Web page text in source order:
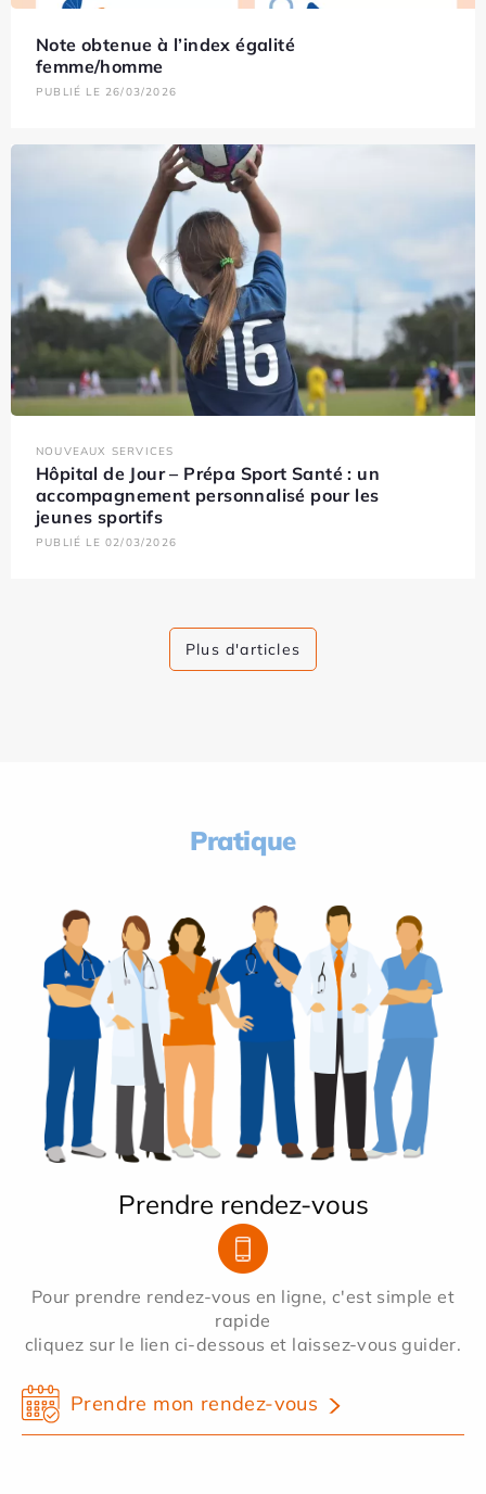
Note obtenue à l’index égalité
femme/homme
PUBLIÉ LE 26/03/2026
NOUVEAUX SERVICES
Hôpital de Jour – Prépa Sport Santé : un
accompagnement personnalisé pour les
jeunes sportifs
PUBLIÉ LE 02/03/2026
Plus d'articles
Pratique
Prendre rendez-vous
Pour prendre rendez-vous en ligne, c'est simple et
rapide
cliquez sur le lien ci-dessous et laissez-vous guider.
Prendre mon rendez-vous